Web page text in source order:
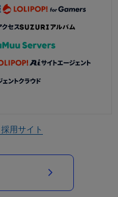
採用サイト